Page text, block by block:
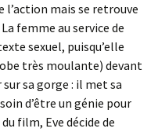
l’action mais se retrouve
femme au service de
sexuel, puisqu’elle
très moulante) devant
sur sa gorge : il met sa
d’être un génie pour
film, Eve décide de